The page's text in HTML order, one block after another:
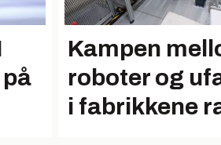
Kampen
roboter og
i fabrikkene